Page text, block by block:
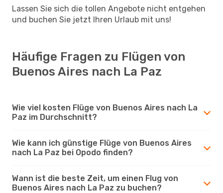
Lassen Sie sich die tollen Angebote nicht entgehen
und buchen Sie jetzt Ihren Urlaub mit uns!
Häufige Fragen zu Flügen von
Buenos Aires nach La Paz
Wie viel kosten Flüge von Buenos Aires nach La
Paz im Durchschnitt?
Wie kann ich günstige Flüge von Buenos Aires
nach La Paz bei Opodo finden?
Wann ist die beste Zeit, um einen Flug von
Buenos Aires nach La Paz zu buchen?